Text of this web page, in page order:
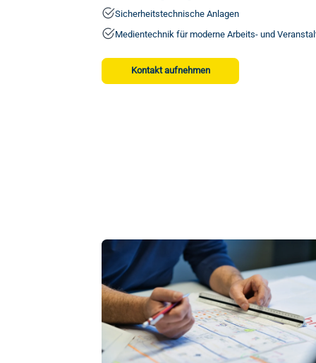
Sicherheitstechnische Anlagen
Medientechnik für moderne Arbeits- und
Kontakt aufnehmen